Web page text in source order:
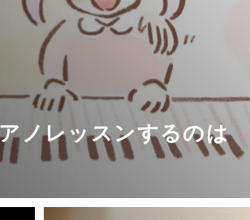
ノレッスンするのは